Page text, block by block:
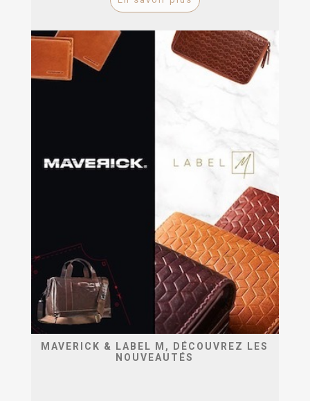
MAVERICK & LABEL M, DÉCOUVREZ LES
NOUVEAUTÉS